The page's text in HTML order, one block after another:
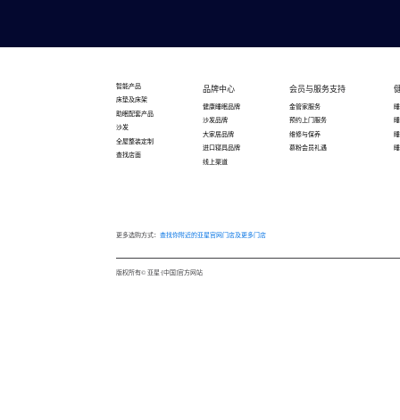
智能产品
床垫及床架
助眠配套产品
沙发
全屋整装定制
查找店面
品牌中心
健康睡眠品牌
沙发品牌
大家居品牌
进口寝具品牌
线上渠道
会员与服务支持
金管家服务
预约上门服务
维修与保养
慕粉会员礼遇
更多选购方式： 查找你附近的亚星官网门店及更多门店
版权所有© 亚星·[中国]官方网站